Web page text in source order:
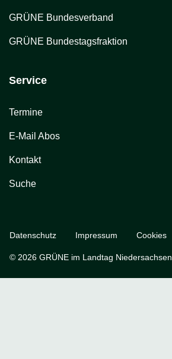
GRÜNE Bundesverband
GRÜNE Bundestagsfraktion
Service
Termine
E-Mail Abos
Kontakt
Suche
Datenschutz Impressum Cookies
© 2026 GRÜNE im Landtag Niedersachsen